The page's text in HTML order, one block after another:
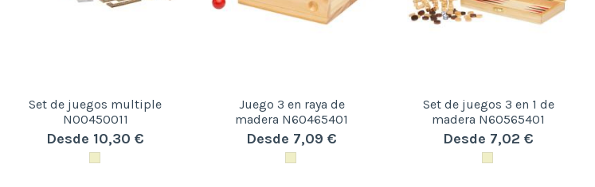
Set de juegos multiple
N00450011
Desde 10,30 €
Juego 3 en raya de
madera N60465401
Desde 7,09 €
Set de juegos 3 en 1 de
madera N60565401
Desde 7,02 €